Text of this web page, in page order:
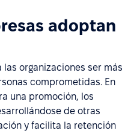
adoptan
organizaciones ser más
comprometidas. En
una promoción, los
de otras
y facilita la retención